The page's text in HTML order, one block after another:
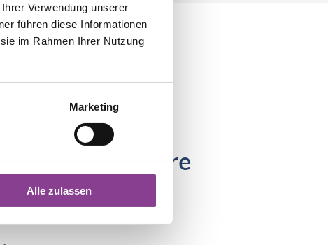
Verwendung unserer
führen diese Informationen
im Rahmen Ihrer Nutzung
Marketing
Alle zulassen
Sie da: unsere